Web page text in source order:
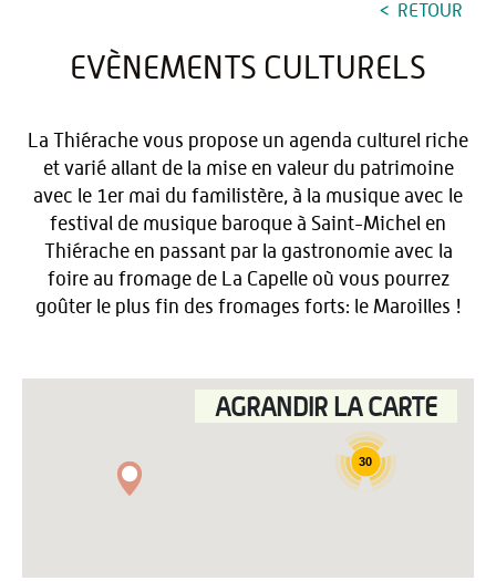
RETOUR
EVÈNEMENTS CULTURELS
La Thiérache vous propose un agenda culturel riche
et varié allant de la mise en valeur du patrimoine
avec le 1er mai du familistère, à la musique avec le
festival de musique baroque à Saint-Michel en
Thiérache en passant par la gastronomie avec la
foire au fromage de La Capelle où vous pourrez
goûter le plus fin des fromages forts: le Maroilles !
30
AGRANDIR LA CARTE